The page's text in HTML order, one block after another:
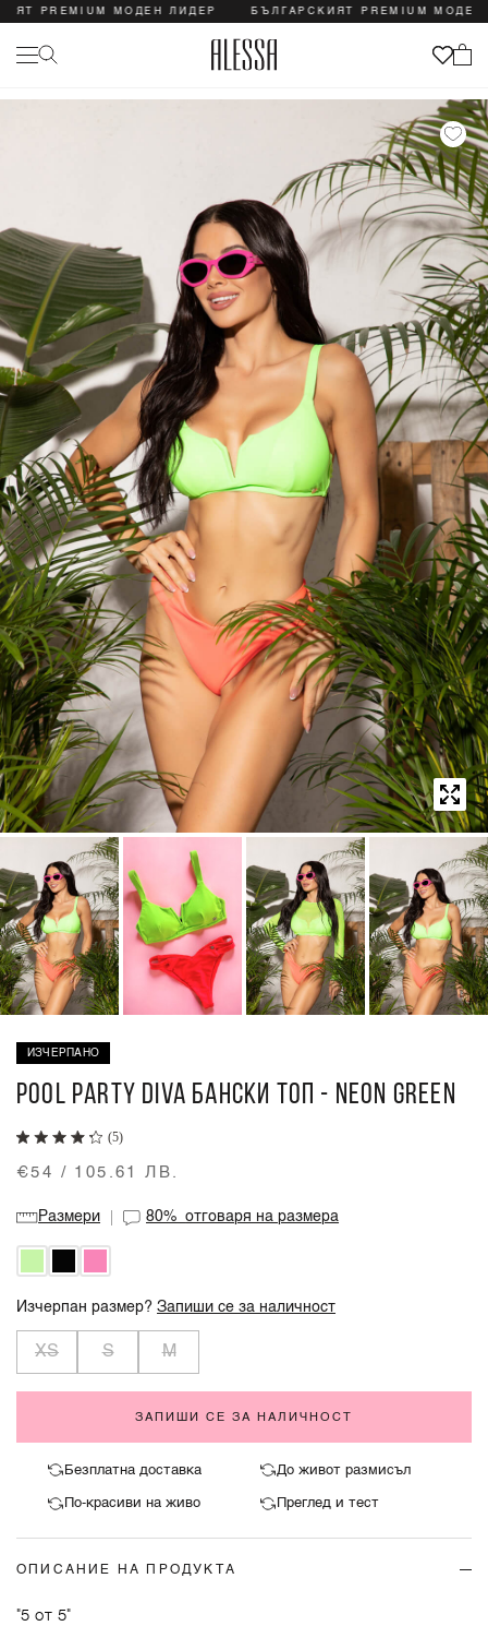
МОДЕН ЛИДЕР БЪЛГАРСКИЯТ PREMIUM МОДЕН
ИЗЧЕРПАНО
POOL PARTY DIVA БАНСКИ ТОП - NEON GREEN
(5)
€54 / 105.61 ЛВ.
Размери 80%отговаря на размера
Изчерпан размер?Запиши се за наличност
XS S M
ЗАПИШИ СЕ ЗА НАЛИЧНОСТ
Безплатна доставка До живот размисъл
По-красиви на живо Преглед и тест
ОПИСАНИЕ НА ПРОДУКТА
"5 от 5"